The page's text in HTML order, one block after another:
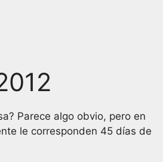
Parece algo obvio, pero en
le corresponden 45 días de